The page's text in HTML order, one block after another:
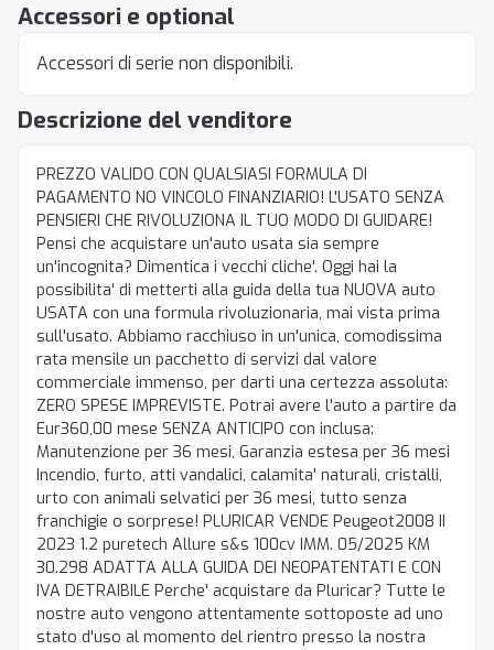
Descrizione del venditore
PREZZO VALIDO CON QUALSIASI FORMULA DI
PAGAMENTO NO VINCOLO FINANZIARIO! L'USATO SENZA
PENSIERI CHE RIVOLUZIONA IL TUO MODO DI GUIDARE!
Pensi che acquistare un'auto usata sia sempre
un'incognita? Dimentica i vecchi cliche'. Oggi hai la
possibilita' di metterti alla guida della tua NUOVA auto
USATA con una formula rivoluzionaria, mai vista prima
sull'usato. Abbiamo racchiuso in un'unica, comodissima
rata mensile un pacchetto di servizi dal valore
commerciale immenso, per darti una certezza assoluta:
ZERO SPESE IMPREVISTE. Potrai avere l'auto a partire da
Eur360,00 mese SENZA ANTICIPO con inclusa:
Manutenzione per 36 mesi, Garanzia estesa per 36 mesi
Incendio, furto, atti vandalici, calamita' naturali, cristalli,
urto con animali selvatici per 36 mesi, tutto senza
franchigie o sorprese! PLURICAR VENDE Peugeot2008 II
2023 1.2 puretech Allure s&s 100cv IMM. 05/2025 KM
30.298 ADATTA ALLA GUIDA DEI NEOPATENTATI E CON
IVA DETRAIBILE Perche' acquistare da Pluricar? Tutte le
nostre auto vengono attentamente sottoposte ad uno
stato d'uso al momento del rientro presso la nostra
Accessori e optional
Accessori di serie non disponibili.